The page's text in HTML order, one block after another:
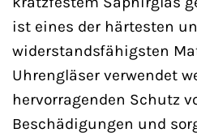
ist eines der härtesten
widerstandsfähigsten
Uhrengläser verwendet
hervorragenden Schutz
Beschädigungen und